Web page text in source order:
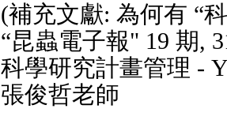
(補充文獻: 為何有 “
“昆蟲電子報" 19 期,
科學研究計畫管理 -
張俊哲老師